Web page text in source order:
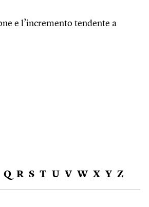
e l’incremento tendente a
Q R S T U V W X Y Z